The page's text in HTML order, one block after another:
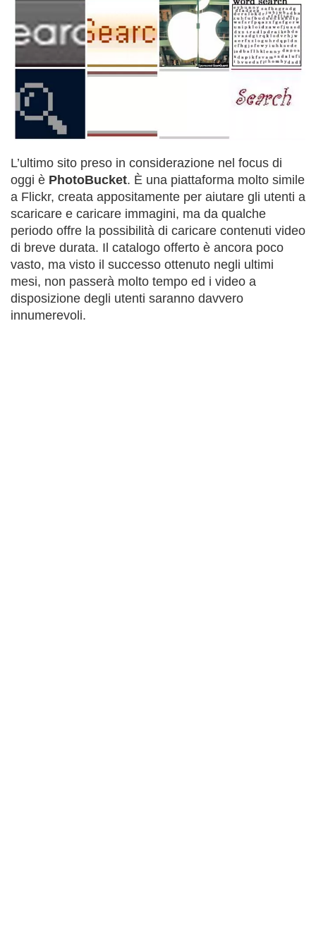
L’ultimo sito preso in considerazione nel focus di
oggi è PhotoBucket. È una piattaforma molto simile
a Flickr, creata appositamente per aiutare gli utenti a
scaricare e caricare immagini, ma da qualche
periodo offre la possibilità di caricare contenuti video
di breve durata. Il catalogo offerto è ancora poco
vasto, ma visto il successo ottenuto negli ultimi
mesi, non passerà molto tempo ed i video a
disposizione degli utenti saranno davvero
innumerevoli.